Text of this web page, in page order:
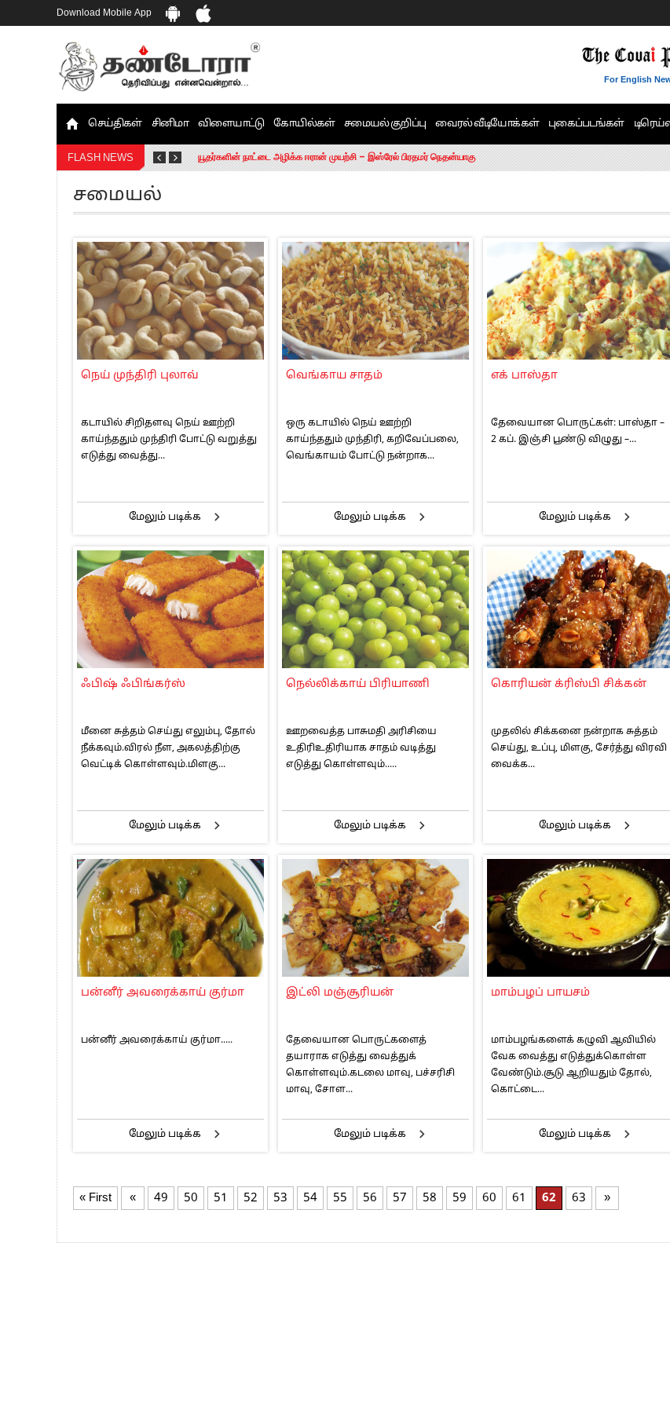
Download Mobile App
For English
செய்திகள் சினிமா விளையாட்டு கோயில்கள் சமையல் குறிப்பு வைரல் வீடியோக்கள் புகைப்படங்கள்
FLASH NEWS
யூதர்களின் நாட்டை அழிக்க ஈரான் முயற்சி – இஸ்ரேல் பிரதமர் நெதன்யாகு
“மாணவர்கள் நடத்திய மொழிப்போரில் ஸ்டிக்கர் ஒட்டிக்கொண்டது திமுக”- பாமக தலைவர் அன்புமணி ராமதாஸ்
பிரவீன் சக்ரவர்த்தியின் கருத்து காங்கிரஸ் தலைமையின் கருத்து கிடையாது – கார்த்தி சிதம்பரம்
“ஜெயலலிதா அவர்களே என் ரோல் மாடல்” -பிரேமலதா விஜயகாந்த் பேட்டி
ராகுல் காந்தி கைது – தவெக தலைவர் விஜய் கண்டனம்
செத்து சாம்பல் ஆனாலும் தனித்துதான் போட்டி – சீமான்
பாகிஸ்தானின் அணு ஆயுத மிரட்டலுக்கு அஞ்சமாட்டோம் – இந்தியா
மத்திய ஆசிரியர் தகுதித் தேர்வு: பட்டதாரிகள் அக்.16 வரை விண்ணப்பிக்கலாம்
சமையல்
நெய் முந்திரி புலாவ்
கடாயில் சிறிதளவு நெய் ஊற்றி
காய்ந்ததும் முந்திரி போட்டு வறுத்து
எடுத்து வைத்து...
மேலும் படிக்க
வெங்காய சாதம்
ஒரு கடாயில் நெய் ஊற்றி
காய்ந்ததும் முந்திரி, கறிவேப்பலை,
வெங்காயம் போட்டு நன்றாக...
மேலும் படிக்க
எக் பாஸ்தா
தேவையான பொருட்கள்: பாஸ்தா –
2 கப். இஞ்சி பூண்டு விழுது –...
மேலும் படிக்க
ஃபிஷ் ஃபிங்கர்ஸ்
மீனை சுத்தம் செய்து எலும்பு, தோல்
நீக்கவும்.விரல் நீள, அகலத்திற்கு
வெட்டிக் கொள்ளவும்.மிளகு...
மேலும் படிக்க
நெல்லிக்காய் பிரியாணி
ஊறவைத்த பாசுமதி அரிசியை
உதிரிஉதிரியாக சாதம் வடித்து
எடுத்து கொள்ளவும்.....
மேலும் படிக்க
கொரியன் க்ரிஸ்பி சிக்கன்
முதலில் சிக்கனை நன்றாக சுத்தம்
செய்து, உப்பு, மிளகு, சேர்த்து விரவி
வைக்க...
மேலும் படிக்க
பன்னீர் அவரைக்காய் குர்மா
பன்னீர் அவரைக்காய் குர்மா.....
மேலும் படிக்க
இட்லி மஞ்சூரியன்
தேவையான பொருட்களைத்
தயாராக எடுத்து வைத்துக்
கொள்ளவும்.கடலை மாவு, பச்சரிசி
மாவு, சோள...
மேலும் படிக்க
மாம்பழப் பாயசம்
மாம்பழங்களைக் கழுவி ஆவியில்
வேக வைத்து எடுத்துக்கொள்ள
வேண்டும்.சூடு ஆறியதும் தோல்,
கொட்டை...
மேலும் படிக்க
« First « 49 50 51 52 53 54 55 56 57 58 59 60 61 62 63 »